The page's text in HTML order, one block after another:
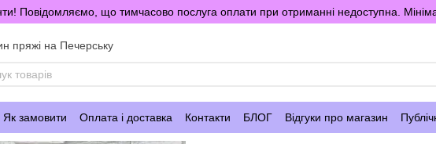
Повідомляємо, що тимчасово послуга оплати при отриманні недоступна.
пряжі на Печерську
Як замовити Оплата і доставка Контакти БЛОГ Відгуки про магазин